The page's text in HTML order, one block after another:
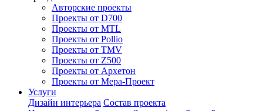
Авторские проекты
Проекты от D700
Проекты от MTL
Проекты от Pollio
Проекты от TMV
Проекты от Z500
Проекты от Архетон
Проекты от Мера-Проект
Услуги
Дизайн интерьера Состав проекта